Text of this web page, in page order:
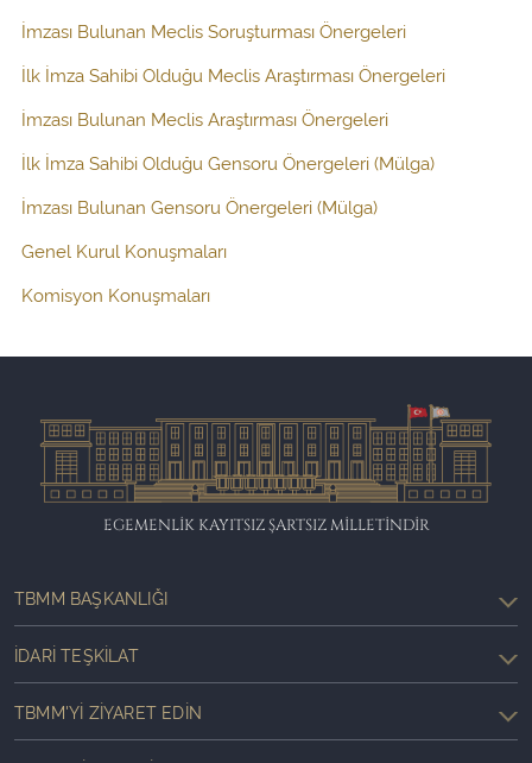
İmzası Bulunan Meclis Soruşturması Önergeleri
İlk İmza Sahibi Olduğu Meclis Araştırması Önergeleri
İmzası Bulunan Meclis Araştırması Önergeleri
İlk İmza Sahibi Olduğu Gensoru Önergeleri (Mülga)
İmzası Bulunan Gensoru Önergeleri (Mülga)
Genel Kurul Konuşmaları
Komisyon Konuşmaları
EGEMENLİK KAYITSIZ ŞARTSIZ MİLLETİNDİR
TBMM BAŞKANLIĞI
İDARI TEŞKILAT
TBMM'YI ZIYARET EDIN